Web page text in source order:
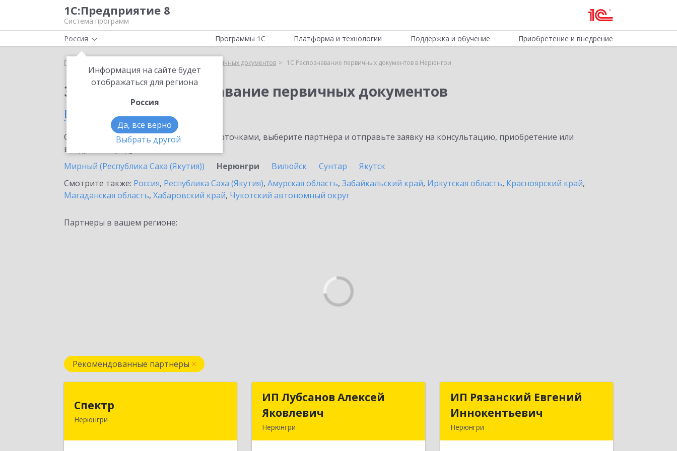
1С:Предприятие 8
Система программ
Россия
Информация на сайте будет
отображаться для региона
Россия
Да, все верно
Выбрать другой
Программы 1С Платформа и технологии Поддержка и обучение Приобретение и внедрение
Главная 1С:Распознавание первичных документов 1С:Распознавание первичных документов в Нерюнгри
Заказать 1С:Распознавание первичных документов
в Нерюнгри
Ознакомьтесь с информационными карточками, выберите партнёра и отправьте заявку на консультацию, приобретение или
внедрение продукта.
Мирный (Республика Саха (Якутия))
Нерюнгри Вилюйск Сунтар
Якутск
Смотрите также: Россия, Республика Саха (Якутия), Амурская область, Забайкальский край, Иркутская область, Красноярский край,
Магаданская область, Хабаровский край, Чукотский автономный округ
Партнеры в вашем регионе:
Рекомендованные партнеры
Спектр
Нерюнгри
ИП Лубсанов Алексей
Яковлевич
Нерюнгри
ИП Лубсанов Алексей
ИП Рязанский Евгений
Иннокентьевич
Нерюнгри
ИП Рязанский Евгений
Иннокентьевич